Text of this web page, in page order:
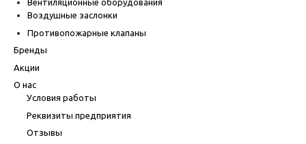
Вентиляционные оборудования
Воздушные заслонки
Противопожарные клапаны
Бренды
Акции
О нас
Условия работы
Реквизиты предприятия
Отзывы